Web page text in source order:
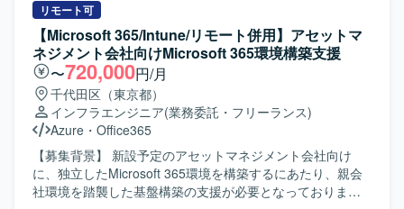
Manager環境について、Windows Server 2022へのOSアッ
プデートおよび移行作業をご担当いただきます。 本番・準
本番を含むサーバー群を対象に、移行計画の立案、影響調
査、環境構築、OSアップデート、テスト検証までを一連で
対応いただきます。 オンプレミスとクラウドが混在するハ
イブリッド環境におけるMCMサーバーの移行設計や検証も
実施していただきます。 【求める人物像】 Microsoft
Configuration ManagerおよびWindows Serverに対する深い
技術理解を持ち、自律的に計画立案から検証まで推進いた
だける方を求めております。 複数台サーバーを対象とした
移行プロジェクトにおいて、関係者と連携しながら着実に
リモート可
【Microsoft 365/Intune/リモート併用】アセットマ
ネジメント会社向けMicrosoft 365環境構築支援
〜720,000円/月
千代田区（東京都）
インフラエンジニア(業務委託・フリーランス)
Azure ・ Office365
【募集背景】 新設予定のアセットマネジメント会社向け
に、独立したMicrosoft 365環境を構築するにあたり、親会
社環境を踏襲した基盤構築の支援が必要となっておりま